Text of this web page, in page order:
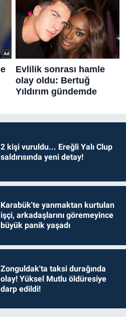
2 kişi vuruldu... Ereğli Yalı Clup
saldırısında yeni detay!
Karabük'te yanmaktan kurtulan
işçi, arkadaşlarını göremeyince
büyük panik yaşadı
Zonguldak'ta taksi durağında
olay! Yüksel Mutlu öldüresiye
darp edildi!